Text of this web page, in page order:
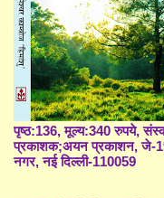
पृष्ठ:136, मूल्य:340 रुपये,
प्रकाशक;अयन प्रकाशन, जे-
नगर, नई दिल्ली-110059